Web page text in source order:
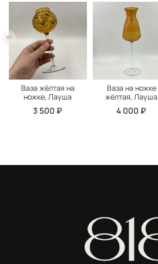
Ваза жёлтая на
ножке, Лауша
3 500 ₽
Ваза на ножке
жёлтая, Лауша
4 000 ₽